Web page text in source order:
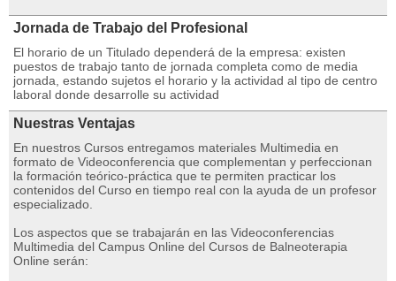
Jornada de Trabajo del Profesional
El horario de un Titulado dependerá de la empresa: existen
puestos de trabajo tanto de jornada completa como de media
jornada, estando sujetos el horario y la actividad al tipo de centro
laboral donde desarrolle su actividad
Nuestras Ventajas
En nuestros Cursos entregamos materiales Multimedia en
formato de Videoconferencia que complementan y perfeccionan
la formación teórico-práctica que te permiten practicar los
contenidos del Curso en tiempo real con la ayuda de un profesor
especializado.
Los aspectos que se trabajarán en las Videoconferencias
Multimedia del Campus Online del Cursos de Balneoterapia
Online serán: